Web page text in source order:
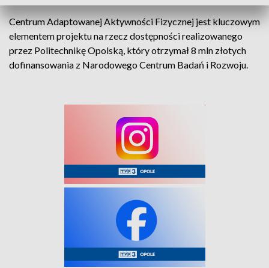
Centrum Adaptowanej Aktywności Fizycznej jest kluczowym
elementem projektu na rzecz dostępności realizowanego
przez Politechnikę Opolską, który otrzymał 8 mln złotych
dofinansowania z Narodowego Centrum Badań i Rozwoju.